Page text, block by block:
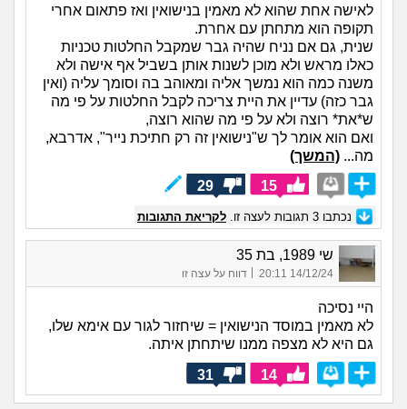
לאישה אחת שהוא לא מאמין בנישואין ואז פתאום אחרי
תקופה הוא מתחתן עם אחרת.
שנית, גם אם נניח שהיה גבר שמקבל החלטות טכניות
כאלו מראש ולא מוכן לשנות אותן בשביל אף אישה ולא
משנה כמה הוא נמשך אליה ומאוהב בה וסומך עליה (ואין
גבר כזה) עדיין את היית צריכה לקבל החלטות על פי מה
ש*את* רוצה ולא על פי מה שהוא רוצה,
ואם הוא אומר לך ש"נישואין זה רק חתיכת נייר", אדרבא,
מה... (המשך)
15
29
נכתבו 3 תגובות לעצה זו. לקריאת התגובות
שי 1989, בת 35
14/12/24 20:11 דווח על עצה זו
היי נסיכה
לא מאמין במוסד הנישואין = שיחזור לגור עם אימא שלו,
גם היא לא מצפה ממנו שיתחתן איתה.
14
31